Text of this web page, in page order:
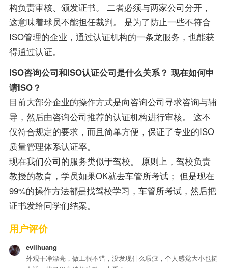
构负责审核、颁发证书。 二者必须与两家公司分开，
这意味着球员不能担任裁判。 是为了防止一些不符合
ISO管理的企业，通过认证机构的一条龙服务，也能获
得通过认证。
ISO咨询公司和ISO认证公司是什么关系？ 现在如何申
请ISO？
目前大部分企业的操作方式是向咨询公司寻求咨询与辅
导，然后由咨询公司推荐的认证机构进行审核。 这不
仅符合规定的要求，而且简单方便，保证了专业的ISO
质量管理体系认证率。
现在我们公司的服务类似于驾校。 原则上，驾校负责
教授的教育，学员如果OK就去车管所考试； 但是现在
99%的操作方法都是找驾校学习，车管所考试，然后把
证书发给同学们结案。
用户评价
evilhuang
外观干净漂亮，做工很不错，没发现什么瑕疵，个人感觉大小也挺